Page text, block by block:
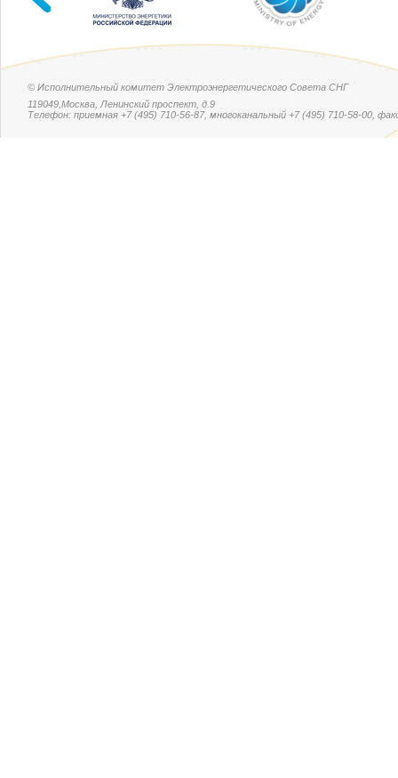
© Исполнительный комитет Электроэнергетического Совета СНГ
119049,Москва, Ленинский проспект, д.9
Телефон: приемная +7 (495) 710-56-87, многоканальный +7 (495) 710-58-00,